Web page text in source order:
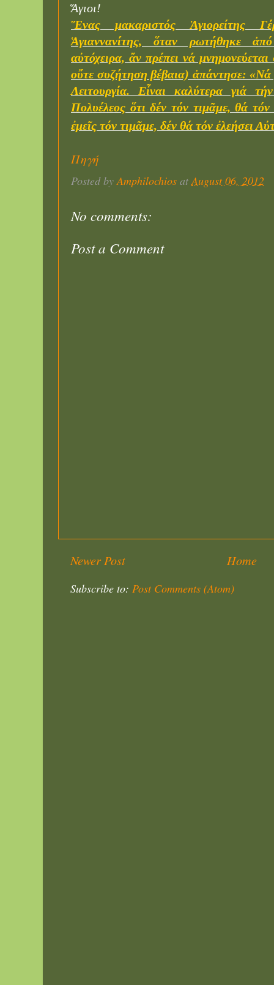
Ἅγιοι!
Ἕνας μακαριστός Ἁγιορείτης
Ἁγιαννανίτης, ὅταν ρωτήθηκε
αὐτόχειρα, ἄν πρέπει νά μνημονεύεται
οὔτε συζήτηση βέβαια) ἀπάντησε:
Λειτουργία. Εἶναι καλύτερα γιά
Πολυέλεος ὅτι δέν τόν τιμᾶμε, θά
ἐμεῖς τόν τιμᾶμε, δέν θά τόν ἐλεήσει
Πηγή
Posted by Amphilochios at August 06, 2012
No comments:
Post a Comment
Newer Post Home
Subscribe to: Post Comments (Atom)